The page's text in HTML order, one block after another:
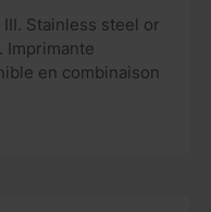
Stainless steel or
Imprimante
en combinaison